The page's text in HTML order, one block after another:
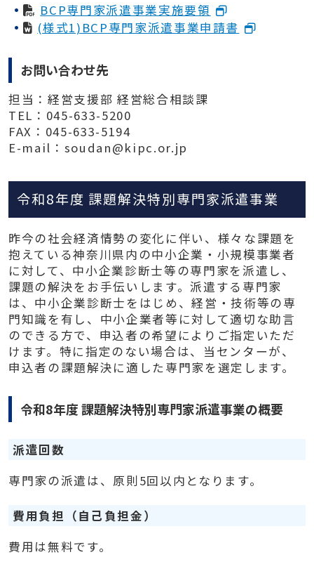
BCP専門家派遣事業実施要領
(様式1)BCP専門家派遣事業申請書
お問い合わせ先
担当：経営支援部 経営総合相談課
TEL：045-633-5200
FAX：045-633-5194
E-mail：soudan@kipc.or.jp
令和8年度 課題解決特別専門家派遣事業
昨今の社会経済情勢の変化に伴い、様々な課題を
抱えている神奈川県内の中小企業・小規模事業者
に対して、中小企業診断士等の専門家を派遣し、
課題の解決をお手伝いします。派遣する専門家
は、中小企業診断士をはじめ、経営・技術等の専
門知識を有し、中小企業者等に対して適切な助言
のできる方で、申込者の希望によりご指定いただ
けます。特に指定のない場合は、当センターが、
申込者の課題解決に適した専門家を選定します。
令和8年度 課題解決特別専門家派遣事業の概要
派遣回数
専門家の派遣は、原則5回以内となります。
費用負担（自己負担金）
費用は無料です。